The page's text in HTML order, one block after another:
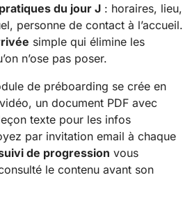
du jour J : horaires, lieu,
personne de contact à l’accueil.
simple qui élimine les
n’ose pas poser.
de préboarding se crée en
un document PDF avec
texte pour les infos
par invitation email à chaque
de progression vous
le contenu avant son